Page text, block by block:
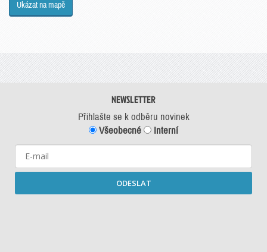
Ukázat na mapě
NEWSLETTER
Přihlašte se k odběru novinek
Všeobecné
Interní
ODESLAT